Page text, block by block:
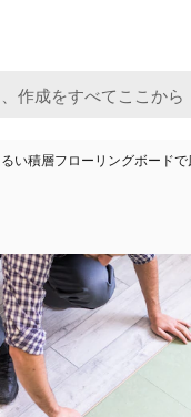
い積層フローリングボード